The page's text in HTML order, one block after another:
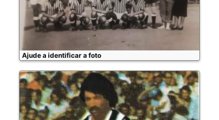
Ajude a identificar a foto